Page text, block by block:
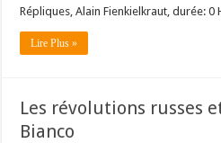
Répliques, Alain Fienkielkraut, durée:
Lire Plus »
Les révolutions russes
Bianco